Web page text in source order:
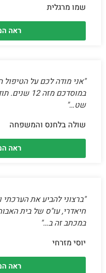
שמו מרגלית
ראה
"אני מודה לכם על הטיפול
שט…"
שולה בלחנס והמשפחה
ראה
"ברצוני להביע את
חיאדרי, עו"ס של בית
במכתב זה ב…"
יוסי מזרחי
ראה